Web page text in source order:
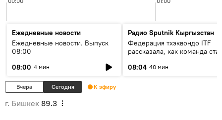
Ежедневные новости
Ежедневные новости. Выпуск
08:00
08:00 4 мин
Радио Sputnik Кыргызстан
Федерация тхэквондо ITF
рассказала, как команда
08:04 40 мин
Вчера Сегодня К эфиру
г. Бишкек 89.3